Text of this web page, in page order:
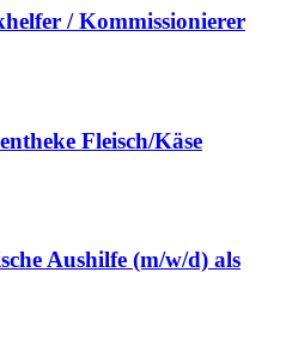
/ Kommissionierer
Fleisch/Käse
Aushilfe (m/w/d) als